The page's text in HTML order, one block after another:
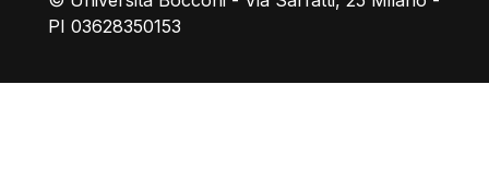
PI 03628350153